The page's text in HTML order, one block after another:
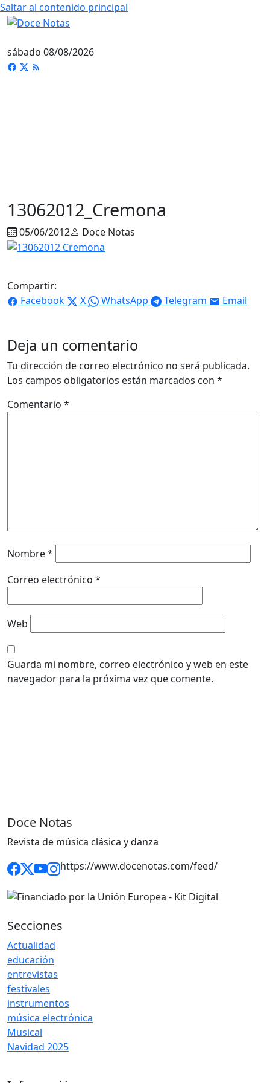
Saltar al contenido principal
sábado 08/08/2026
13062012_Cremona
05/06/2012 Doce Notas
Compartir:
Facebook
X WhatsApp Telegram Email
Deja un comentario
Tu dirección de correo electrónico no será publicada.
Los campos obligatorios están marcados con *
Comentario *
Nombre*
Correo electrónico *
Web
Guarda mi nombre, correo electrónico y web en este
navegador para la próxima vez que comente.
Doce Notas
Revista de música clásica y danza
https://www.docenotas.com/feed/
Secciones
Actualidad
educación
entrevistas
festivales
instrumentos
música electrónica
Musical
Navidad 2025